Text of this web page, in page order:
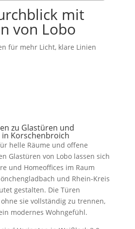
mit
von Lobo
für mehr Licht, klare Linien
zu Glastüren und
Korschenbroich
helle Räume und offene
Glastüren von Lobo lassen sich
und Homeoffices im Raum
und Rhein-Kreis
gestalten. Die Türen
sie vollständig zu trennen,
modernes Wohngefühl.